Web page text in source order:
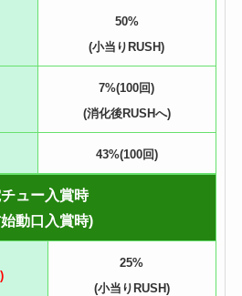
50%
(小当りRUSH)
7%(100回)
(消化後RUSHへ)
43%(100回)
ュー入賞時
動口入賞時)
25%
(小当りRUSH)